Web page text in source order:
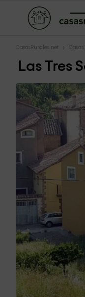
CasasRurales.net Casas
Las Tres